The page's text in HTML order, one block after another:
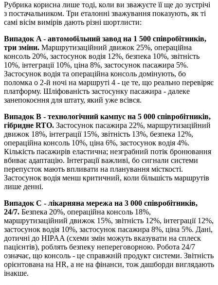
Рубрика корисна лише тоді, коли ви зважуєте її ще до зустрічі
з постачальником. Три еталонні зважування показують, як ті
самі вісім вимірів дають різні шортлисти:
Випадок A - автомобільний завод на 1 500 співробітників,
три зміни. Маршрутизаційний движок 25%, операційна
консоль 20%, застосунок водія 12%, безпека 10%, звітність
10%, інтеграції 10%, ціна 8%, застосунок пасажира 5%.
Застосунок водія та операційна консоль домінують, бо
поломка о 2-й ночі на маршруті 4 - це те, що реально перевіряє
платформу. Шліфованість застосунку пасажира - далеке
занепокоєння для штату, який уже всівся.
Випадок B - технологічний кампус на 5 000 співробітників,
гібридне RTO. Застосунок пасажира 22%, маршрутизаційний
движок 18%, інтеграції 15%, звітність 13%, безпека 12%,
операційна консоль 10%, ціна 6%, застосунок водія 4%.
Кількість пасажирів еластична; незграбний потік бронювання
вбиває адаптацію. Інтеграції важливі, бо сигнали системи
перепусток мають впливати на планування місткості.
Застосунок водія менш критичний, коли більшість маршрутів
лише денні.
Випадок C - лікарняна мережа на 3 000 співробітників,
24/7. Безпека 20%, операційна консоль 18%,
маршрутизаційний движок 15%, звітність 12%, інтеграції 12%,
застосунок водія 10%, застосунок пасажира 8%, ціна 5%. Дані,
дотичні до HIPAA (схеми змін можуть вказувати на сплеск
пацієнтів), роблять безпеку непереговорною. Робота 24/7
означає, що консоль - це справжній продукт системи. Звітність
орієнтована на HR, а не на фінанси, тож дашборди виглядають
інакше.